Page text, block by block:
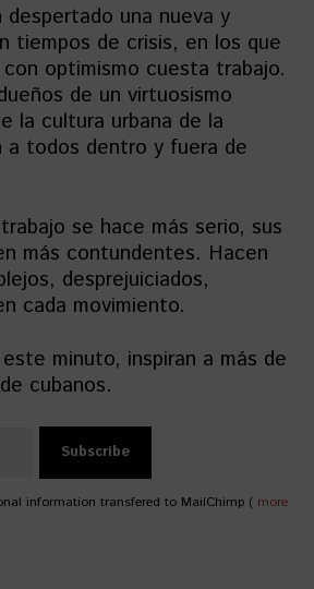
despertado una nueva y
tiempos de crisis, en los que
optimismo cuesta trabajo.
de un virtuosismo
la cultura urbana de la
a todos dentro y fuera de
se hace más serio, sus
más contundentes. Hacen
desprejuiciados,
cada movimiento.
minuto, inspiran a más de
cubanos.
information transfered to MailChimp ( more